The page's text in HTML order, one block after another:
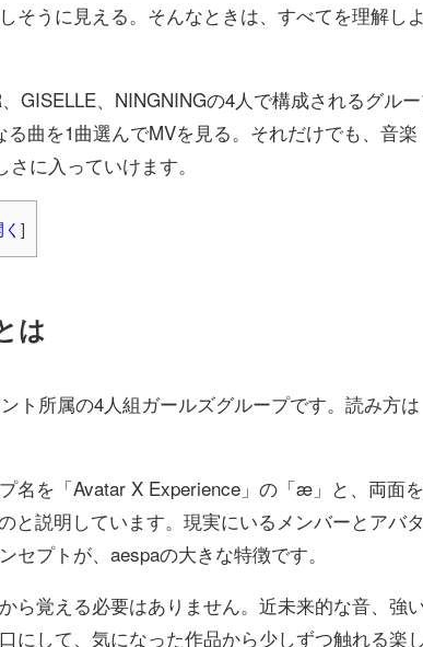
そうに見える。そんなときは、すべてを理解し
GISELLE、NINGNINGの4人で構成されるグル
曲を1曲選んでMVを見る。それだけでも、音
に入っていけます。
く]
は
ト所属の4人組ガールズグループです。読み方は
名を「Avatar X Experience」の「æ」と、両面
と説明しています。現実にいるメンバーとアバ
セプトが、aespaの大きな特徴です。
ら覚える必要はありません。近未来的な音、強
にして、気になった作品から少しずつ触れる楽